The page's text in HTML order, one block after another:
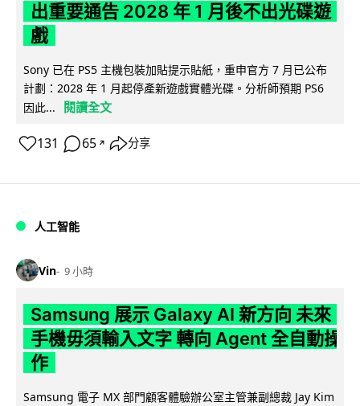
出重要通告 2028 年 1 月後不出光碟遊
戲
Sony 已在 PS5 主機包裝加貼提示貼紙，重申官方 7 月已公布
計劃：2028 年 1 月起停產新遊戲實體光碟。分析師預期 PS6
因此...
閱讀全文
131 65 ↗ 分享
人工智能
Vin 9 小時
Samsung 展示 Galaxy AI 新方向 未來
手機毋須輸入文字 轉向 Agent 全自動操
作
Samsung 電子 MX 部門顧客體驗辦公室主管兼副總裁 Jay Kim